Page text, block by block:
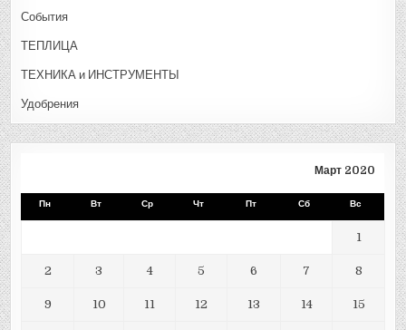
События
ТЕПЛИЦА
ТЕХНИКА и ИНСТРУМЕНТЫ
Удобрения
Март 2020
Пн Вт Ср Чт Пт Сб Вс
1
2 3 4 5 6 7 8
9 10 11 12 13 14 15